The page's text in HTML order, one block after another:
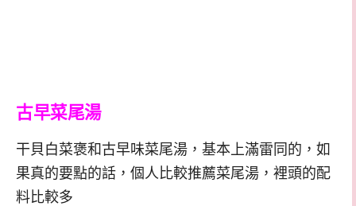
古早菜尾湯
干貝白菜褒和古早味菜尾湯，基本上滿雷同的，如
果真的要點的話，個人比較推薦菜尾湯，裡頭的配
料比較多